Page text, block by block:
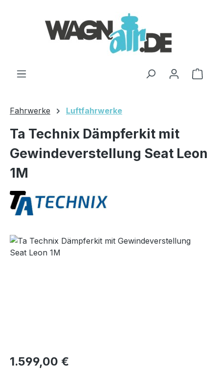
Fahrwerke Luftfahrwerke
Ta Technix Dämpferkit mit
Gewindeverstellung Seat Leon
1M
Bildergalerie überspringen
Regulärer Preis:
1.599,00 €